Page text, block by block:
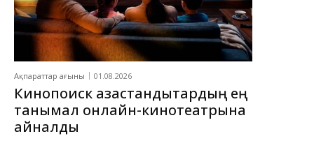
Ақпараттар ағыны 01.08.2026
Кинопоиск қазақстандықтардың ең
танымал онлайн-кинотеатрына
айналды